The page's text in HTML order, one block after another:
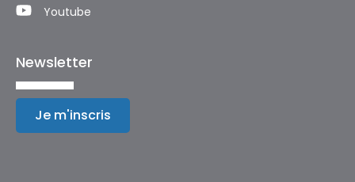
Youtube
Newsletter
Je m'inscris